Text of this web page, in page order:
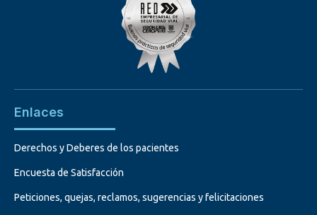
Enlaces
Derechos y Deberes de los pacientes
Encuesta de Satisfacción
Peticiones, quejas, reclamos, sugerencias y felicitaciones